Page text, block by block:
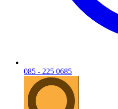
085 - 225 0685